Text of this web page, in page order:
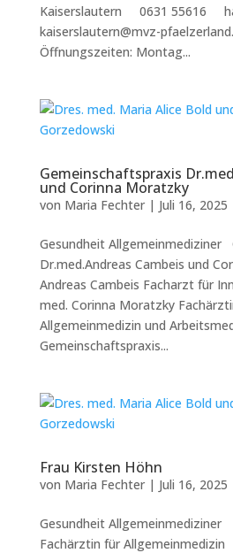
Kaiserslautern 0631 55616
kaiserslautern@mvz-
Öffnungszeiten: Montag...
Gemeinschaftspraxis
und Corinna Moratzky
von Maria Fechter| Juli 16, 2025
Gesundheit Allgemeinmediziner
Dr.med.Andreas Cambeis und
Andreas Cambeis Facharzt für
med. Corinna Moratzky
Allgemeinmedizin und
Gemeinschaftspraxis...
Frau Kirsten Höhn
von Maria Fechter| Juli 16, 2025
Gesundheit Allgemeinmediziner
Fachärztin für